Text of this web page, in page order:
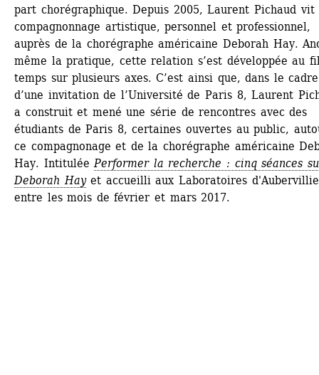
part chorégraphique. Depuis 2005, Laurent Pichaud vit
compagnonnage artistique, personnel et professionnel,
auprès de la chorégraphe américaine Deborah Hay.
même la pratique, cette relation s’est développée au
temps sur plusieurs axes. C’est ainsi que, dans le cadre
d’une invitation de l’Université de Paris 8, Laurent
a construit et mené une série de rencontres avec des
étudiants de Paris 8, certaines ouvertes au public,
ce compagnonage et de la chorégraphe américaine
Hay. Intitulée Performer la recherche : cinq séances
Deborah Hayet accueilli aux Laboratoires
entre les mois de février et mars 2017.